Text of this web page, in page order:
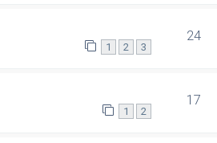
1 2 3
24
1 2
17